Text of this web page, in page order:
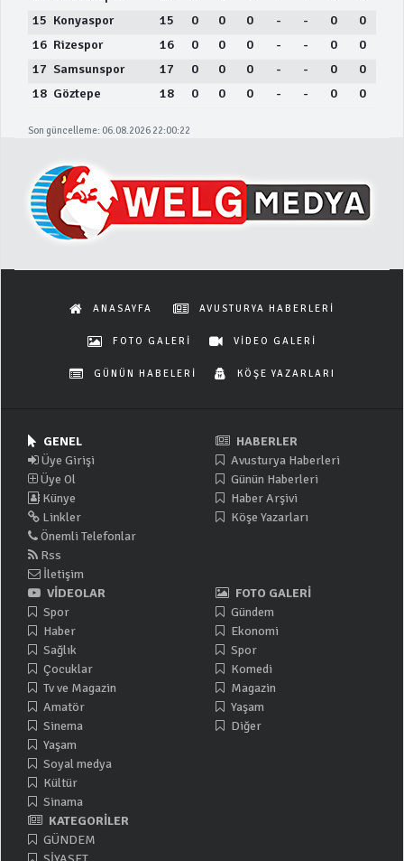
15 Konyaspor 15 0 0 0 - - 0
0
16 Rizespor 16 0 0 0 - - 0
0
17 Samsunspor 17 0 0 0 - - 0
0
18 Göztepe 18 0 0 0 - - 0 0
Son güncelleme: 06.08.2026 22:00:22
ANASAYFA AVUSTURYA HABERLERİ
FOTO GALERİ VİDEO GALERİ
GÜNÜN HABELERİ KÖŞE YAZARLARI
GENEL
Üye Girişi
Üye Ol
Künye
Linkler
Önemli Telefonlar
Rss
İletişim
HABERLER
Avusturya Haberleri
Günün Haberleri
Haber Arşivi
Köşe Yazarları
VİDEOLAR
Spor
Haber
Sağlık
Çocuklar
Tv ve Magazin
Amatör
Sinema
Yaşam
Soyal medya
Kültür
Sinama
FOTO GALERİ
Gündem
Ekonomi
Spor
Komedi
Magazin
Yaşam
Diğer
KATEGORİLER
GÜNDEM